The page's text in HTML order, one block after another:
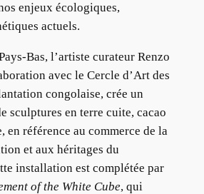
enjeux écologiques,
actuels.
Bas, l’artiste curateur Renzo
avec le Cercle d’Art des
congolaise, crée un
sculptures en terre cuite, cacao
en référence au commerce de la
et aux héritages du
installation est complétée par
of the White Cube, qui